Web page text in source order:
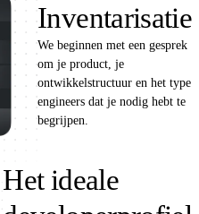
Inventarisatie
We beginnen met een gesprek
om je product, je
ontwikkelstructuur en het type
engineers dat je nodig hebt te
begrijpen.
Het ideale